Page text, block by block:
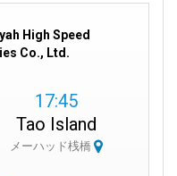
High Speed
Co., Ltd.
17:45
Tao Island
メーハッド桟橋